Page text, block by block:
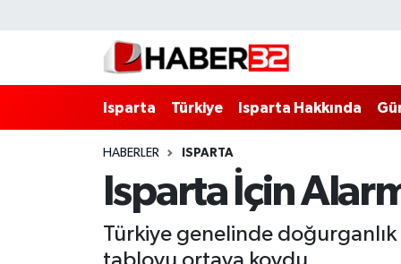
Isparta Türkiye Isparta Hakkında
HABERLER ISPARTA
Isparta İçin
Türkiye genelinde doğurganlık
Isparta Hakkında
Esnaf Diyor ki;
BİLİM VE TEKNOLOJİ
Isparta Nöbetçi Eczaneler
Isparta Hava Durumu
Isparta Trafik Yoğunluk Haritası
Süper Lig Puan Durumu ve Fikstür
Tüm Manşetler